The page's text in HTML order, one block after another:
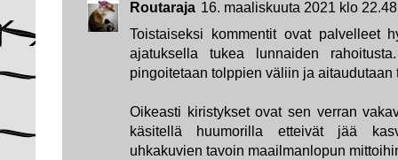
Routaraja 16. maaliskuuta 2021 klo 22.48
Toistaiseksi kommentit ovat palvelleet
ajatuksella tukea lunnaiden
pingoitetaan tolppien väliin ja aitaudutaan
Oikeasti kiristykset ovat sen verran
käsitellä huumorilla etteivät jää
uhkakuvien tavoin maailmanlopun